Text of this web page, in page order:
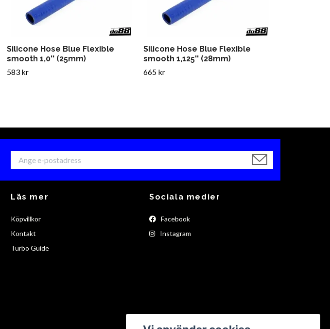
Silicone Hose Blue Flexible
smooth 1,0'' (25mm)
583 kr
Silicone Hose Blue Flexible
smooth 1,125'' (28mm)
665 kr
Läs mer
Köpvillkor
Kontakt
Turbo Guide
Sociala medier
Facebook
Instagram